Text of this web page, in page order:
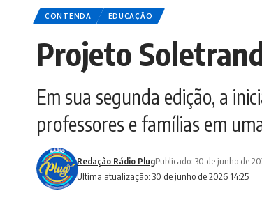
CONTENDA EDUCAÇÃO
Projeto
Em sua segunda edição, a
professores e famílias em
Ultima atualização: 30 de junho de 2026 14:25
Redação Rádio PlugPublicado: 30 de junho de